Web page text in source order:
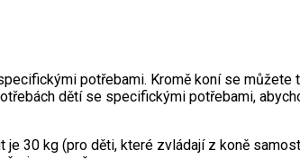
potřebami. Kromě koní se
dětí se specifickými potřebami,
30 kg (pro děti, které zvládají z koně